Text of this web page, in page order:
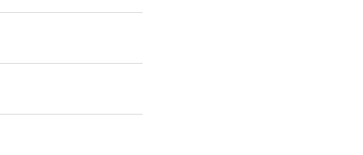
den Konfigurator.
Kreativität freien Lauf
Informationen,
Zusätzlich bieten wir
abgeschlossen
WhatsApp
in
kann. Keine Sorge: